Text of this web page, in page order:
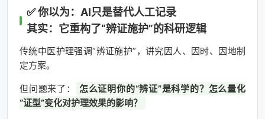
✅ 你以为：AI只是替代人工记录
其实：它重构了“辨证施护”的科研逻辑
传统中医护理强调“辨证施护”，讲究因人、因时、因地制
定方案。
但问题来了：
怎么证明你的“辨证”是科学的？怎么量化
“证型”变化对护理效果的影响？